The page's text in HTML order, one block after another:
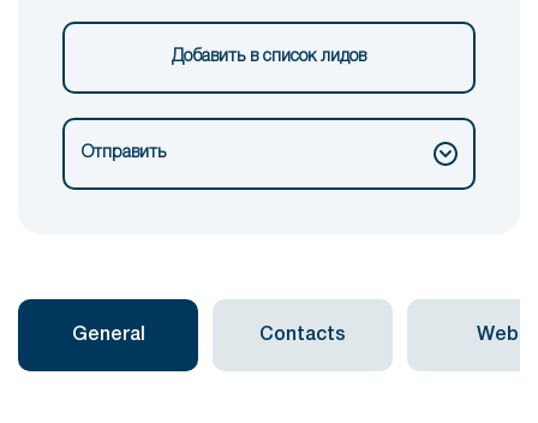
Добавить в список лидов
Отправить
General Contacts Web